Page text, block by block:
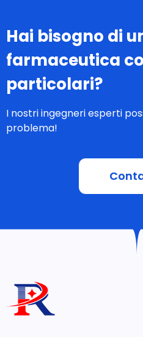
Hai bisogno di
farmaceutica
particolari?
I nostri ingegneri esperti
problema!